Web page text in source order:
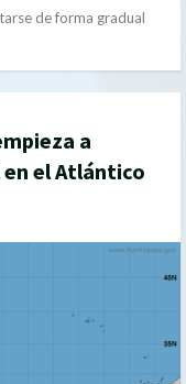
de forma gradual
a
el Atlántico